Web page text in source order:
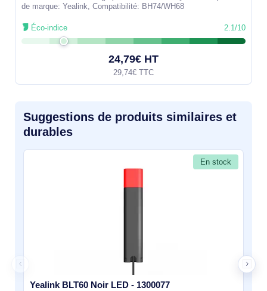
de marque: Yealink, Compatibilité: BH74/WH68
Éco-indice 2.1/10
24,79€ HT
29,74€ TTC
Suggestions de produits similaires et
durables
En stock
Yealink BLT60 Noir LED - 1300077